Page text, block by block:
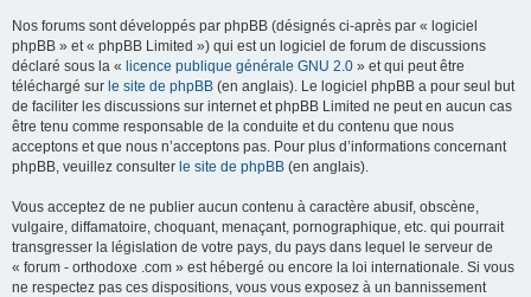
Nos forums sont développés par phpBB (désignés ci-après par « logiciel
phpBB » et « phpBB Limited ») qui est un logiciel de forum de discussions
déclaré sous la « licence publique générale GNU 2.0 » et qui peut être
téléchargé sur le site de phpBB (en anglais). Le logiciel phpBB a pour seul but
de faciliter les discussions sur internet et phpBB Limited ne peut en aucun cas
être tenu comme responsable de la conduite et du contenu que nous
acceptons et que nous n’acceptons pas. Pour plus d’informations concernant
phpBB, veuillez consulter le site de phpBB (en anglais).
Vous acceptez de ne publier aucun contenu à caractère abusif, obscène,
vulgaire, diffamatoire, choquant, menaçant, pornographique, etc. qui pourrait
transgresser la législation de votre pays, du pays dans lequel le serveur de
« forum - orthodoxe .com » est hébergé ou encore la loi internationale. Si vous
ne respectez pas ces dispositions, vous vous exposez à un bannissement